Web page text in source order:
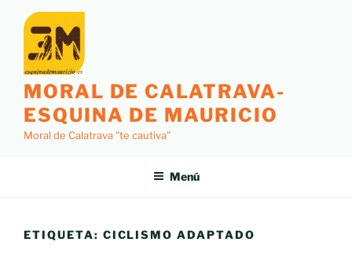
contenido
MORAL DE CALATRAVA-
ESQUINA DE MAURICIO
Moral de Calatrava "te cautiva"
Menú
ETIQUETA: CICLISMO ADAPTADO